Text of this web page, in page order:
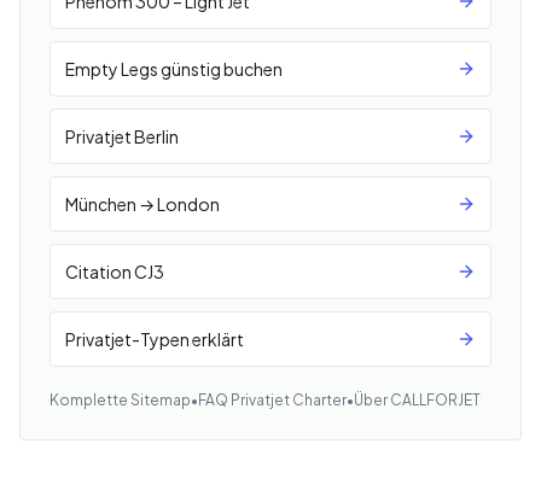
Empty Legs günstig buchen
Privatjet Berlin
München → London
Citation CJ3
Privatjet-Typen erklärt
Komplette Sitemap• FAQ Privatjet Charter•Über CALLFORJET